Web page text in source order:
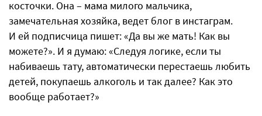
косточки. Она – мама милого мальчика,
замечательная хозяйка, ведет блог в инстаграм.
И ей подписчица пишет: «Да вы же мать! Как вы
можете?». И я думаю: «Следуя логике, если ты
набиваешь тату, автоматически перестаешь любить
детей, покупаешь алкоголь и так далее? Как это
вообще работает?»